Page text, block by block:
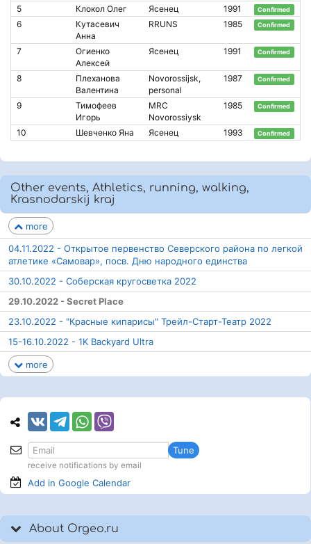
5 Клокол Олег Ясенец 1991 Confirmed
6
Кутасевич
Анна
RRUNS 1985 Confirmed
7
Огиенко
Алексей
Ясенец 1991 Confirmed
8
Плеханова
Валентина
Novorossijsk,
personal
1987 Confirmed
9
Тимофеев
Игорь
MRC
Novorossiysk
1985 Confirmed
10 Шевченко Яна Ясенец 1993 Confirmed
Other events, Athletics, running, walking,
Krasnodarskij kraj
more
04.11.2022 - Открытое первенство Северского района по легкой
атлетике «Самовар», посв. Дню народного единства
30.10.2022 - Соберская кругосветка 2022
29.10.2022 - Secret Place
23.10.2022 - "Красные кипарисы" Трейл-Старт-Театр 2022
15-16.10.2022 - 1K Backyard Ultra
more
Tune
receive notifications by email
Add in Google Calendar
About Orgeo.ru